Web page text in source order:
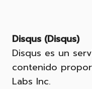
Disqus (Disqus)
Disqus es un
contenido
Labs Inc.